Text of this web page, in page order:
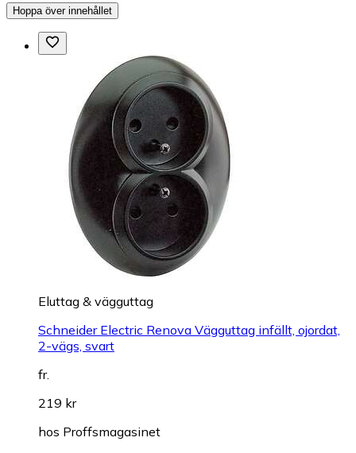
Hoppa över innehållet
Eluttag & vägguttag
Schneider Electric Renova Vägguttag infällt, ojordat,
2-vägs, svart
fr.
219 kr
hos Proffsmagasinet